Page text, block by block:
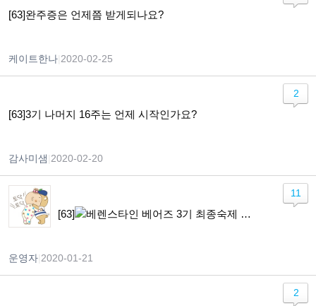
[63]완주증은 언제쯤 받게되나요?
케이트한나 2020-02-25
[63]3기 나머지 16주는 언제 시작인가요?
감사미샘 2020-02-20
2
[63] 베렌스타인 베어즈 3기 최종숙제 검사 및 완주자 명단
운영자 2020-01-21
11
2